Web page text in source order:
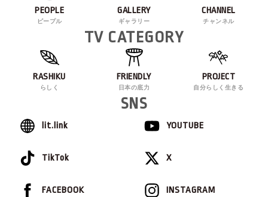
PEOPLE
ピープル
GALLERY
ギャラリー
CHANNEL
チャンネル
TV CATEGORY
RASHIKU
らしく
FRIENDLY
日本の底力
PROJECT
自分らしく生きる
SNS
lit.link YOUTUBE
TikTok X
INSTAGRAM
FACEBOOK